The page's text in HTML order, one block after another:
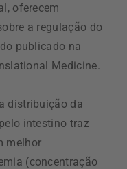
oferecem
a regulação do
publicado na
Medicine.
distribuição da
intestino traz
melhor
(concentração